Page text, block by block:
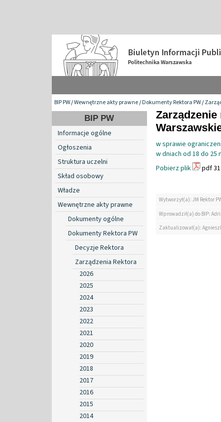
BIP PW/Wewnętrzne akty prawne/Dokumenty Rektora PW/
BIP PW
Informacje ogólne
Ogłoszenia
Struktura uczelni
Skład osobowy
Władze
Wewnętrzne akty prawne
Dokumenty ogólne
Dokumenty Rektora PW
Decyzje Rektora
Zarządzenia Rektora
2026
2025
2024
2023
2022
2021
2020
2019
2018
2017
2016
2015
2014
w sprawie
w dniach od 18 do 25
Pobierz plik
pdf
Wytworzył(a): JM Rektor
Wprowadził(a) do BIP:
Zaktualizował(a):